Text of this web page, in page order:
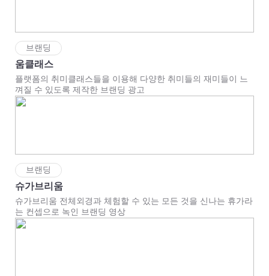
브랜딩
움클래스
플랫폼의 취미클래스들을 이용해 다양한 취미들의 재미들이 느
껴질 수 있도록 제작한 브랜딩 광고
브랜딩
슈가브리움
슈가브리움 전체외경과 체험할 수 있는 모든 것을 신나는 휴가라
는 컨셉으로 녹인 브랜딩 영상